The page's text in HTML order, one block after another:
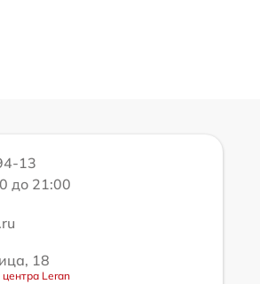
13
до 21:00
18
Leran